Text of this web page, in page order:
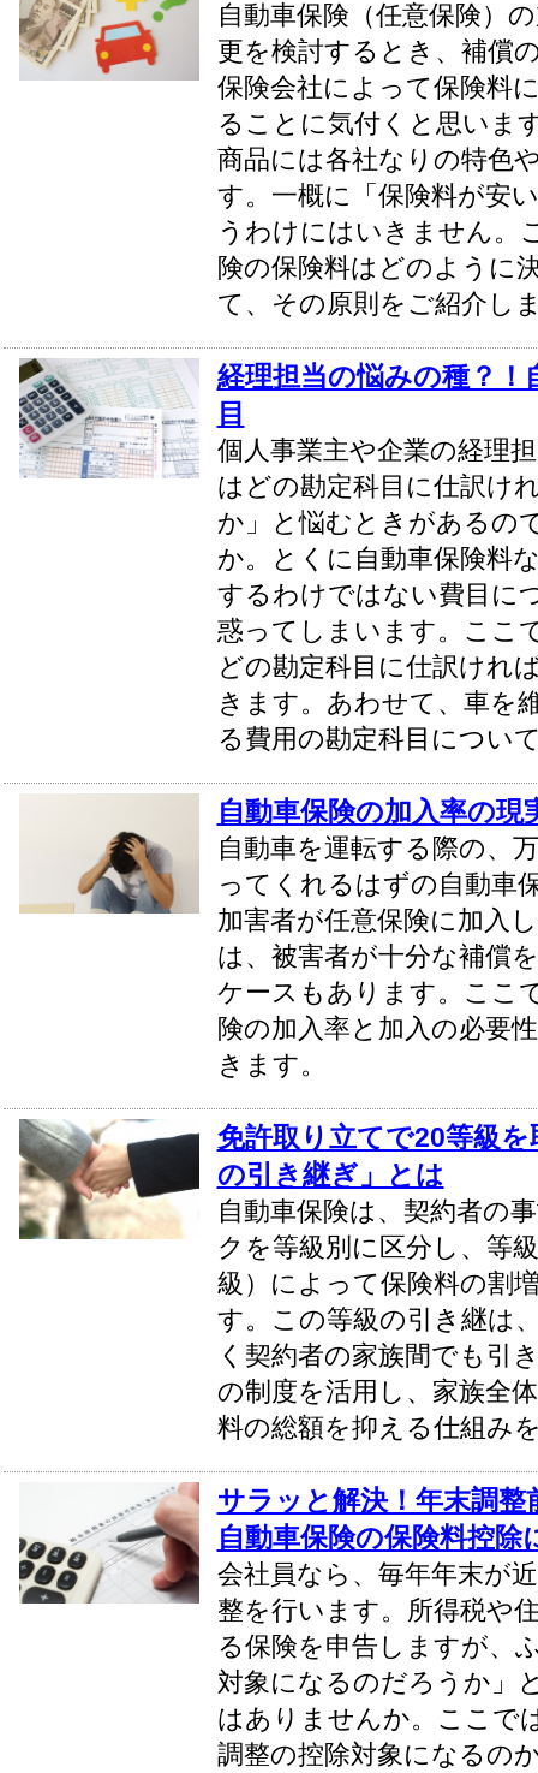
自動車保険（任意保険）
更を検討するとき、補償
保険会社によって保険料
ることに気付くと思いま
商品には各社なりの特色
す。一概に「保険料が安
うわけにはいきません。
険の保険料はどのように
て、その原則をご紹介し
経理担当の悩みの種？！
目
個人事業主や企業の経理
はどの勘定科目に仕訳け
か」と悩むときがあるの
か。とくに自動車保険料
するわけではない費目に
惑ってしまいます。ここ
どの勘定科目に仕訳けれ
きます。あわせて、車を
る費用の勘定科目につい
自動車保険の加入率の現
自動車を運転する際の、
ってくれるはずの自動車
加害者が任意保険に加入
は、被害者が十分な補償
ケースもあります。ここ
険の加入率と加入の必要
きます。
免許取り立てで20等級
の引き継ぎ」とは
自動車保険は、契約者の
クを等級別に区分し、等
級）によって保険料の割
す。この等級の引き継は
く契約者の家族間でも引
の制度を活用し、家族全
料の総額を抑える仕組み
サラッと解決！年末調
自動車保険の保険料控除
会社員なら、毎年年末が
整を行います。所得税や
る保険を申告しますが、
対象になるのだろうか」
はありませんか。ここで
調整の控除対象になるの